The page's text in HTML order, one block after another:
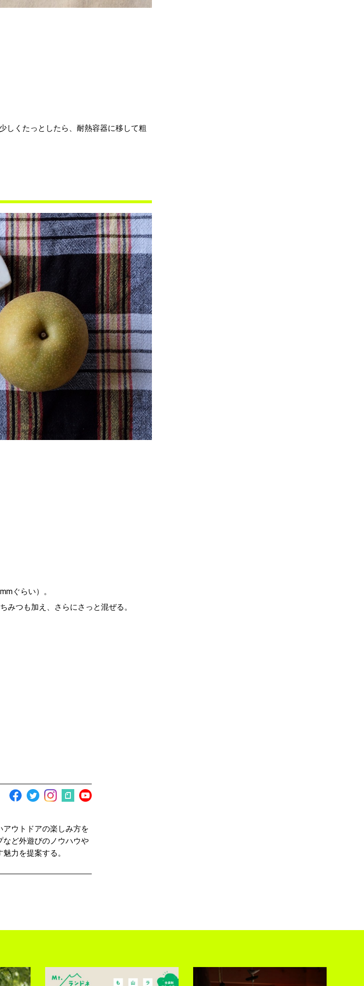
しくたっとしたら、耐熱容器に移して粗
ぐらい）。
みつも加え、さらにさっと混ぜる。
アウトドアの楽しみ方を
など外遊びのノウハウや
力を提案する。